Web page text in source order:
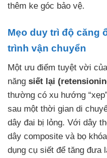
thêm ke góc bảo vệ.
Mẹo duy trì độ căng
trình vận chuyển
Một ưu điểm tuyệt vời
năng siết lại
thường có xu hướng
sau một thời gian di
dây đai bị lỏng. Với dây
dây composite và bọ
dụng cụ siết để tăng đưa